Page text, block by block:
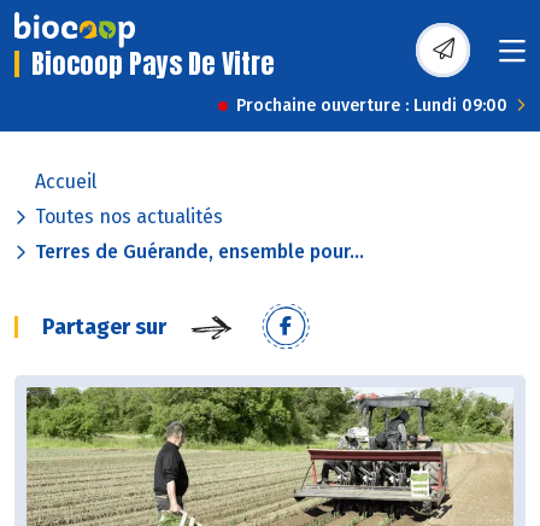
Biocoop Pays De Vitre
Prochaine ouverture : Lundi 09:00
Accueil
Toutes nos actualités
Terres de Guérande, ensemble pour...
Partager sur